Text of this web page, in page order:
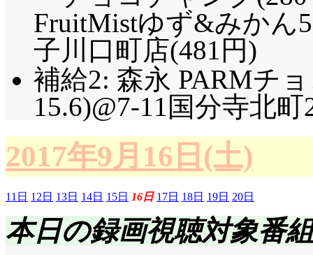
FruitMistゆず&みかん
子川口町店(481円)
補給2: 森永 PARMチ
15.6)@7-11国分寺北
2017年9月16日(土)
11日 12日 13日 14日 15日 16日 17日 18日 19日 20日
本日の録画視聴対象番組